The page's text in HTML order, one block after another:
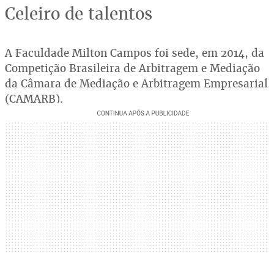
Celeiro de talentos
A Faculdade Milton Campos foi sede, em 2014, da
Competição Brasileira de Arbitragem e Mediação
da Câmara de Mediação e Arbitragem Empresarial
(CAMARB).